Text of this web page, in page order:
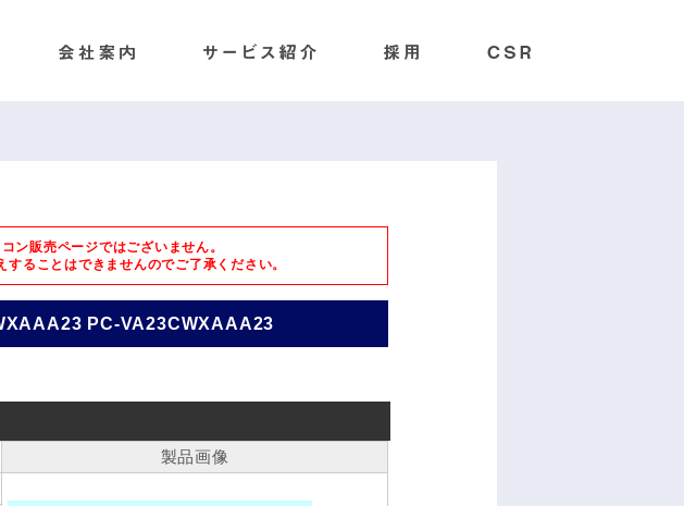
ン販売ページではございません。
することはできませんのでご了承ください。
PC-VA23CWXAAA23
製品画像